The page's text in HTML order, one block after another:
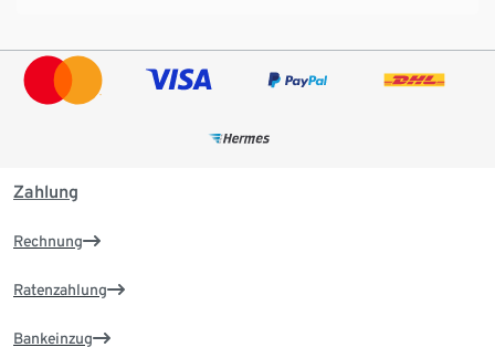
Zahlung
Rechnung
Ratenzahlung
Bankeinzug